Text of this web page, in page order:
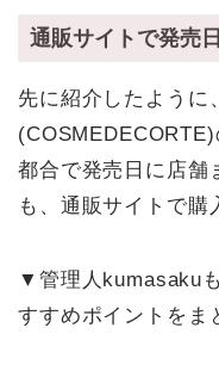
通販サイトで発売
先に紹介したように
(COSMEDECORTE)
都合で発売日に店舗
も、通販サイトで購
▼管理人kumasaku
すすめポイントをま